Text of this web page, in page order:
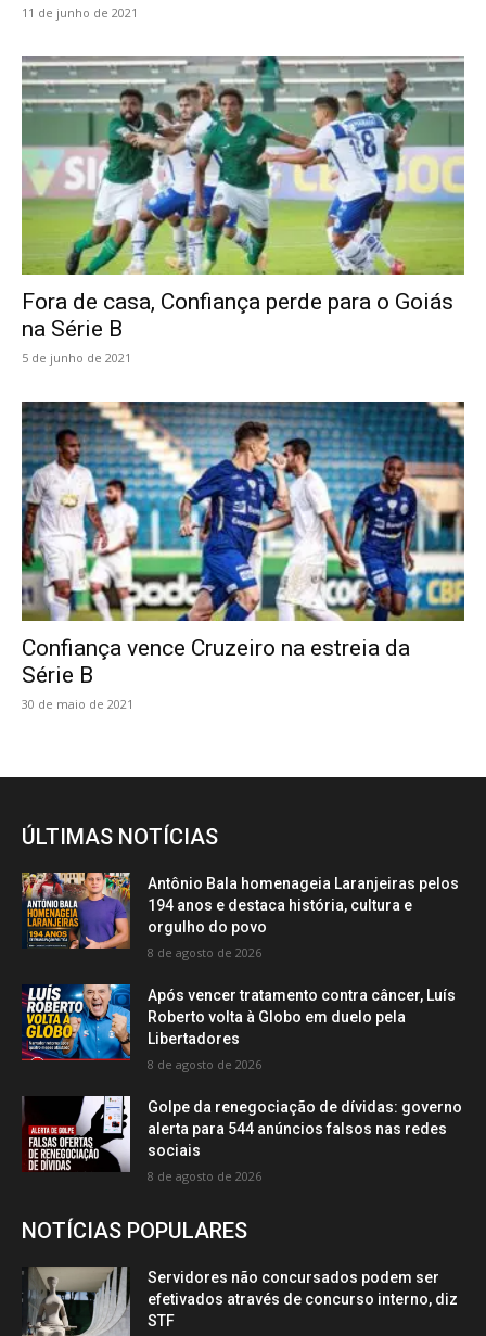
11 de junho de 2021
Fora de casa, Confiança perde para o Goiás
na Série B
5 de junho de 2021
Confiança vence Cruzeiro na estreia da
Série B
30 de maio de 2021
ÚLTIMAS NOTÍCIAS
Antônio Bala homenageia Laranjeiras pelos
194 anos e destaca história, cultura e
orgulho do povo
8 de agosto de 2026
Após vencer tratamento contra câncer, Luís
Roberto volta à Globo em duelo pela
Libertadores
8 de agosto de 2026
Golpe da renegociação de dívidas: governo
alerta para 544 anúncios falsos nas redes
sociais
8 de agosto de 2026
NOTÍCIAS POPULARES
Servidores não concursados podem ser
efetivados através de concurso interno, diz
STF